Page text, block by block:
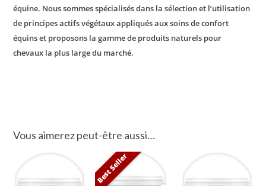
équine. Nous sommes spécialisés dans la sélection et l’utilisation
de principes actifs végétaux appliqués aux soins de confort
équins et proposons la gamme de produits naturels pour
chevaux la plus large du marché.
Vous aimerez peut-être aussi…
Best Seller